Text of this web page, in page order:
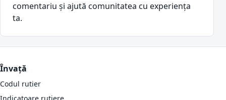
comentariu și ajută comunitatea cu experiența
ta.
Învață
Codul rutier